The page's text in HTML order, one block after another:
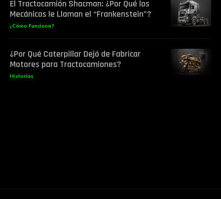
El Tractocamión Shacman: ¿Por Qué los
Mecánicos le Llaman el “Frankenstein”?
¿Cómo Funciona?
¿Por Qué Caterpillar Dejó de Fabricar
Motores para Tractocamiones?
Historias